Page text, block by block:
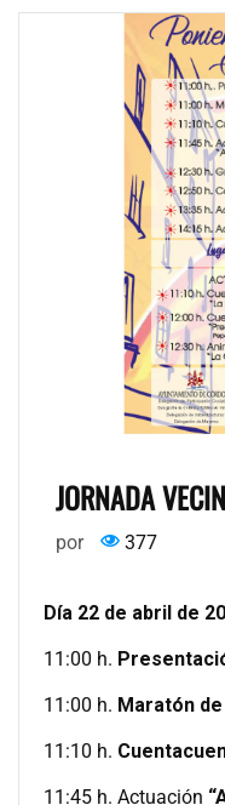
JORNADA
por 377
Día 22 de abril de
11:00 h.
11:00 h. Maratón
11:10 h.
11:45 h. Actuación